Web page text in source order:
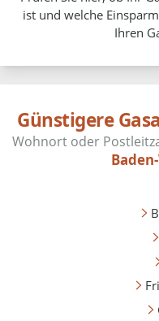
ist und welche
Ihren
Günstigere